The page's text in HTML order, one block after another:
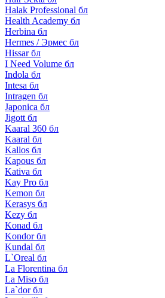
Halak Professional бл
Health Academy бл
Herbina бл
Hermes / Эрмес бл
Hissar бл
I Need Volume бл
Indola бл
Intesa бл
Intragen бл
Japonica бл
Jigott бл
Kaaral 360 бл
Kaaral бл
Kallos бл
Kapous бл
Kativa бл
Kay Pro бл
Kemon бл
Kerasys бл
Kezy бл
Konad бл
Kondor бл
Kundal бл
L`Oreal бл
La Florentina бл
La Miso бл
La`dor бл